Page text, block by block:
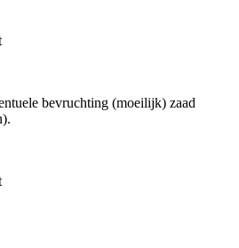
bevruchting (moeilijk) zaad